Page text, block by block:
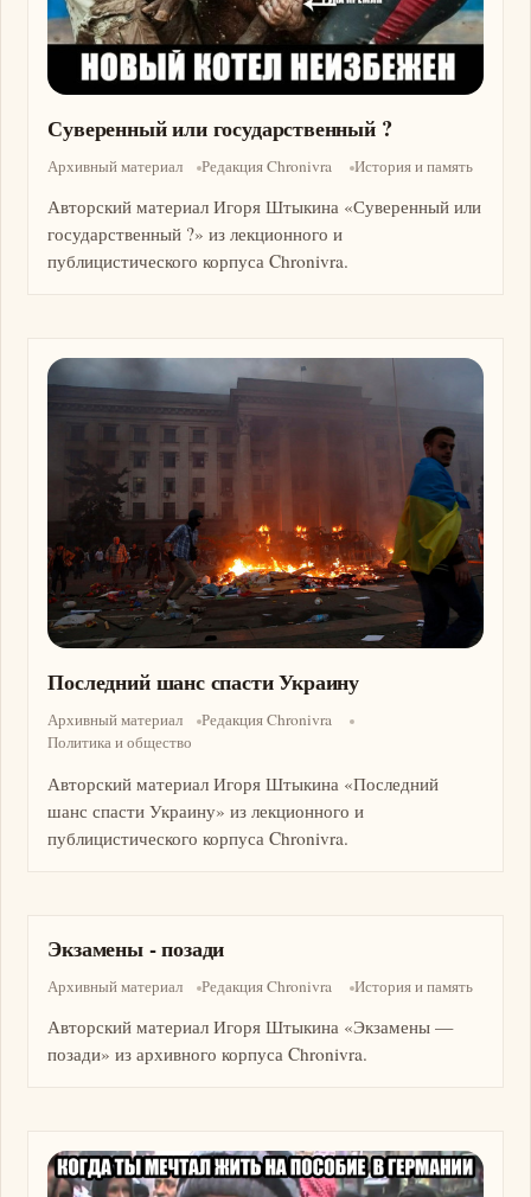
Суверенный или государственный ?
Архивный материал Редакция Chronivra История и память
Авторский материал Игоря Штыкина «Суверенный или
государственный ?» из лекционного и
публицистического корпуса Chronivra.
Изображение
Последний шанс спасти Украину
Архивный материал
Редакция Chronivra
Политика и общество
Авторский материал Игоря Штыкина «Последний
шанс спасти Украину» из лекционного и
публицистического корпуса Chronivra.
Экзамены - позади
Архивный материал Редакция Chronivra История и память
Авторский материал Игоря Штыкина «Экзамены —
позади» из архивного корпуса Chronivra.
Изображение